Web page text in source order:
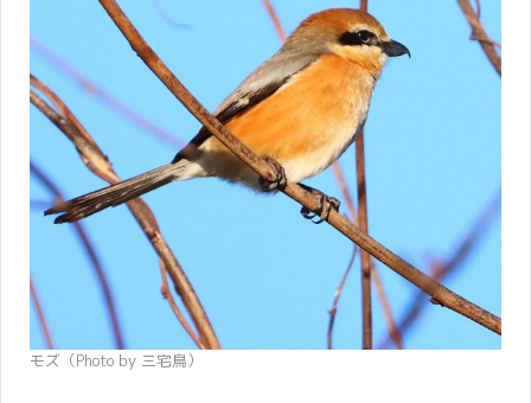
モズ（Photo by 三宅鳥）